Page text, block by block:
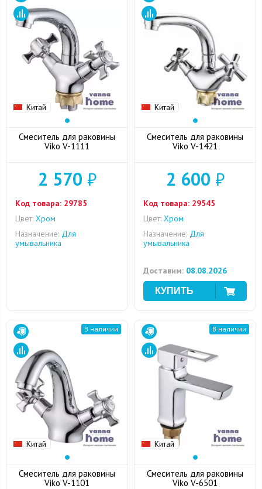
Китай
Смеситель для раковины
Viko V-1111
2 570 ₽
Код товара: 29785
Цвет: Хром
Назначение: Для
умывальника
Китай
Смеситель для раковины
Viko V-1421
2 600 ₽
Код товара: 29545
Цвет: Хром
Назначение: Для
умывальника
Доставим: 08.08.2026
Китай
В наличии
Смеситель для раковины
Viko V-1101
Китай
В наличии
Смеситель для раковины
Viko V-6501